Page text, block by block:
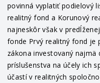
povinná vyplatiť podielový
realitný fond a Korunový
najneskôr však v
fonde Prvý realitný fond je
zákona investovaný
príslušenstva na účely ich
účastí v realitných